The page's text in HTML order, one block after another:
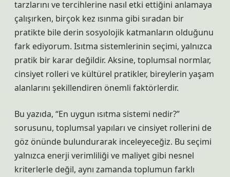
tarzlarını ve tercihlerine nasıl etki ettiğini anlamaya
çalışırken, birçok kez ısınma gibi sıradan bir
pratikte bile derin sosyolojik katmanların olduğunu
fark ediyorum. Isıtma sistemlerinin seçimi, yalnızca
pratik bir karar değildir. Aksine, toplumsal normlar,
cinsiyet rolleri ve kültürel pratikler, bireylerin yaşam
alanlarını şekillendiren önemli faktörlerdir.
Bu yazıda, “En uygun ısıtma sistemi nedir?”
sorusunu, toplumsal yapıları ve cinsiyet rollerini de
göz önünde bulundurarak inceleyeceğiz. Bu seçimi
yalnızca enerji verimliliği ve maliyet gibi nesnel
kriterlerle değil, aynı zamanda toplumun farklı